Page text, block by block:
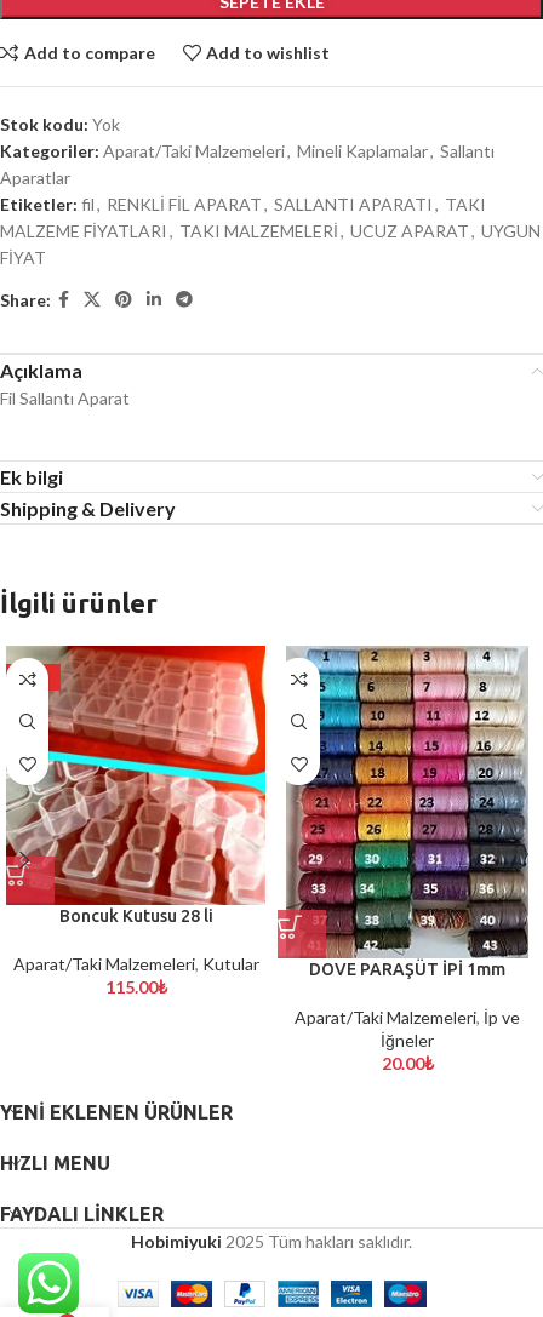
Add to compare Add to wishlist
Stok kodu: Yok
Kategoriler: Aparat/Taki Malzemeleri, Mineli Kaplamalar, Sallantı
Aparatlar
Etiketler: fil, RENKLİ FİL APARAT, SALLANTI APARATI , TAKI
MALZEME FİYATLARI , TAKI MALZEMELERİ, UCUZ APARAT, UYGUN
FİYAT
Share:
Açıklama
Fil Sallantı Aparat
Ek bilgi
Shipping & Delivery
İlgili ürünler
HOT
Boncuk Kutusu 28 li
Aparat/Taki Malzemeleri, Kutular
115.00₺
DOVE PARAŞÜT İPİ 1mm
Aparat/Taki Malzemeleri, İp ve
İğneler
20.00₺
YENI EKLENEN ÜRÜNLER
HIZLI MENU
FAYDALI LİNKLER
Hobimiyuki 2025 Tüm hakları saklıdır.